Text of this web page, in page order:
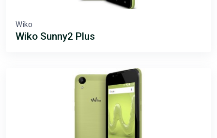
Wiko
Wiko Sunny2 Plus